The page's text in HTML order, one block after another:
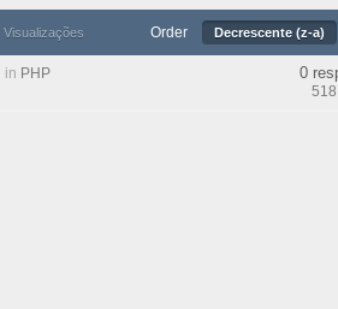
Visualizações Order Decrescente (z-a)
in PHP
0